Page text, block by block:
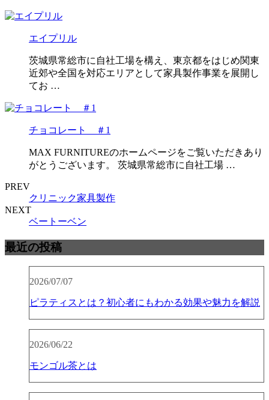
エイプリル
茨城県常総市に自社工場を構え、東京都をはじめ関東
近郊や全国を対応エリアとして家具製作事業を展開し
てお …
チョコレート ＃1
MAX FURNITUREのホームページをご覧いただきあり
がとうございます。 茨城県常総市に自社工場 …
PREV
クリニック家具製作
NEXT
ベートーベン
最近の投稿
2026/07/07
ピラティスとは？初心者にもわかる効果や魅力を解説
2026/06/22
モンゴル茶とは